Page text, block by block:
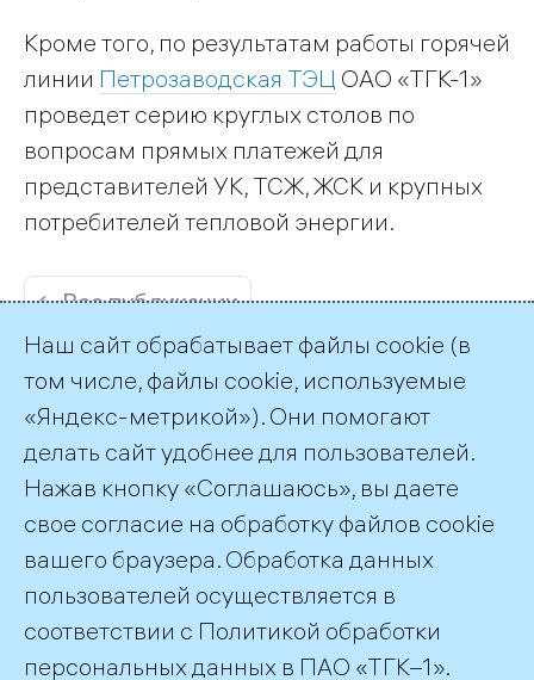
Кроме того, по результатам работы горячей
линии Петрозаводская ТЭЦ ОАО «ТГК-1»
проведет серию круглых столов по
вопросам прямых платежей для
представителей УК, ТСЖ, ЖСК и крупных
потребителей тепловой энергии.
← Все публикации
Пресс-служба ТГК-1
+7 (812) 688-32-84
press@tgc1.ru
©2026 ПАО «ТГК–1»
Наш сайт обрабатывает файлы cookie (в
том числе, файлы cookie, используемые
«Яндекс-метрикой»). Они помогают
делать сайт удобнее для пользователей.
Нажав кнопку «Соглашаюсь», вы даете
свое согласие на обработку файлов cookie
вашего браузера. Обработка данных
пользователей осуществляется в
соответствии с Политикой обработки
персональных данных в ПАО «ТГК–1».